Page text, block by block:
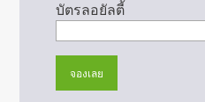
บัตรลอยัลตี้